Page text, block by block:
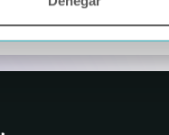
Enviar